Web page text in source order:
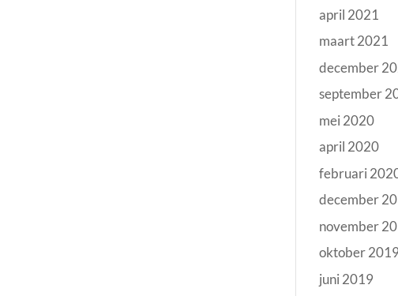
april 2021
maart 2021
december
september
mei 2020
april 2020
februari
december
november
oktober 2019
juni 2019